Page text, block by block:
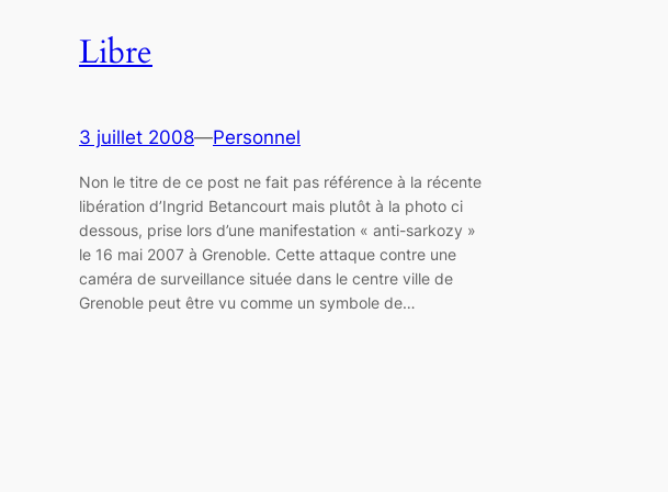
Libre
3 juillet 2008—Personnel
Non le titre de ce post ne fait pas référence à la récente
libération d’Ingrid Betancourt mais plutôt à la photo ci
dessous, prise lors d’une manifestation « anti-sarkozy »
le 16 mai 2007 à Grenoble. Cette attaque contre une
caméra de surveillance située dans le centre ville de
Grenoble peut être vu comme un symbole de…